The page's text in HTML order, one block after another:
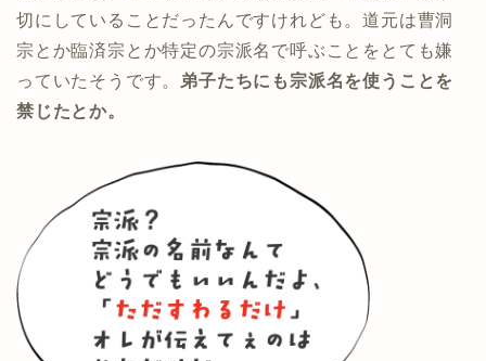
切にしていることだったんですけれども。道元は曹洞
宗とか臨済宗とか特定の宗派名で呼ぶことをとても嫌
っていたそうです。
弟子たちにも宗派名を使うことを
禁じたとか。